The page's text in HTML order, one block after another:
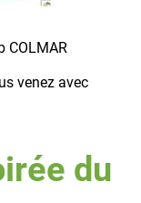
COLMAR
venez avec
du